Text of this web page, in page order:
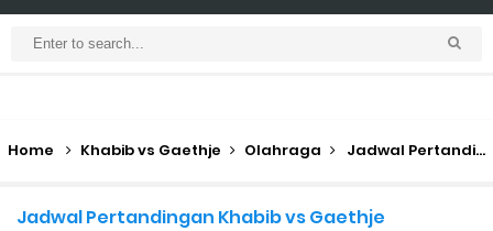
Tiket, Persiapan, dan Hal yang Perlu Diketahui
Panduan Menjadi Agen Sicepat: Syarat dan Komisinya
Home Khabib vs Gaethje Olahraga Jadwal Pertandingan Khabib vs Gaethje
Jadwal Pertandingan Khabib vs Gaethje